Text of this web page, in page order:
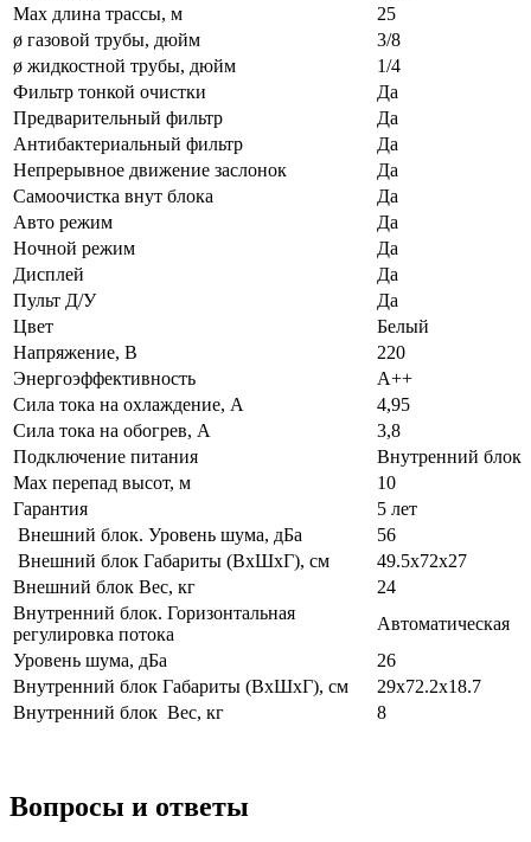
Max длина трассы, м
25
ø газовой трубы, дюйм
3/8
ø жидкостной трубы, дюйм
1/4
Фильтр тонкой очистки
Да
Предварительный фильтр
Да
Антибактериальный фильтр
Да
Непрерывное движение заслонок
Да
Самоочистка внут блока
Да
Авто режим
Да
Ночной режим
Да
Дисплей
Да
Пульт Д/У
Да
Цвет
Белый
Напряжение, В
220
Энергоэффективность
А++
Сила тока на охлаждение, А
4,95
Сила тока на обогрев, А
3,8
Подключение питания
Внутренний блок
Max перепад высот, м
10
Гарантия
5 лет
Внешний блок. Уровень шума, дБа
56
Внешний блок Габариты (ВхШхГ), см
49.5x72x27
Внешний блок Вес, кг
24
Внутренний блок. Горизонтальная
регулировка потока
Автоматическая
Уровень шума, дБа
26
Внутренний блок Габариты (ВхШхГ), см
29x72.2x18.7
Внутренний блок Вес, кг
8
Вопросы и ответы